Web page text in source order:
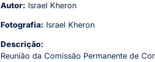
Autor: Israel Kheron
Fotografia: Israel Kheron
Descrição:
Reunião da Comissão Permanente de